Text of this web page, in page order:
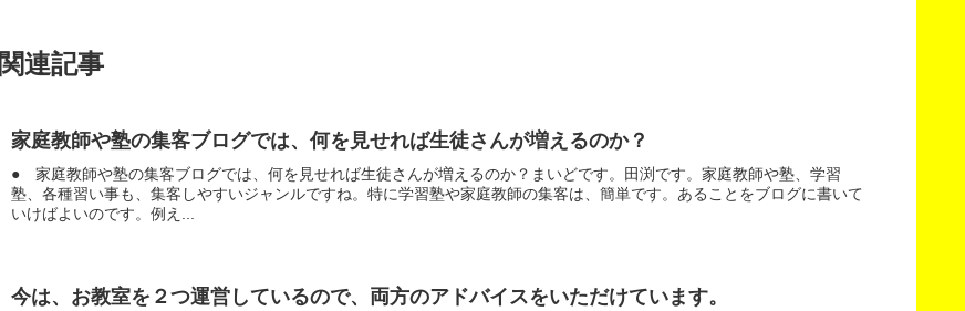
関連記事
家庭教師や塾の集客ブログでは、何を見せれば生徒さんが増えるのか？
● 家庭教師や塾の集客ブログでは、何を見せれば生徒さんが増えるのか？まいどです。田渕です。家庭教師や塾、学習
塾、各種習い事も、集客しやすいジャンルですね。特に学習塾や家庭教師の集客は、簡単です。あることをブログに書いて
いけばよいのです。例え...
今は、お教室を２つ運営しているので、両方のアドバイスをいただけています。